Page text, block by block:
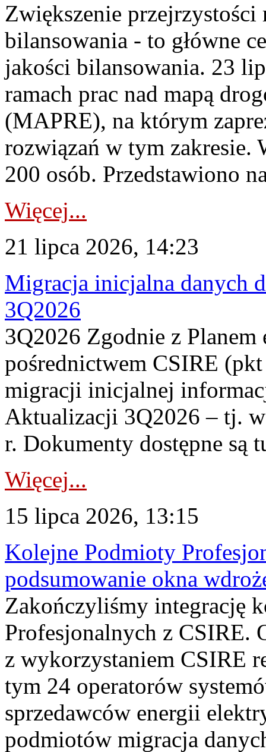
Zwiększenie
bilansowania - to główne
jakości bilansowania. 23
ramach prac nad mapą
(MAPRE), na którym
rozwiązań w tym zakresie.
200 osób. Przedstawiono
Więcej...
21 lipca 2026, 14:23
Migracja inicjalna danych
3Q2026
3Q2026 Zgodnie z
pośrednictwem CSIRE
migracji inicjalnej
Aktualizacji 3Q2026 – tj.
r. Dokumenty dostępne są
Więcej...
15 lipca 2026, 13:15
Kolejne Podmioty
podsumowanie okna
Zakończyliśmy integrację
Profesjonalnych z CSIRE.
z wykorzystaniem CSIRE
tym 24 operatorów
sprzedawców energii
podmiotów migracja